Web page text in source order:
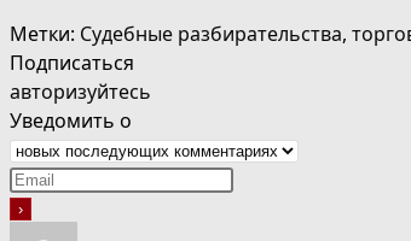
Метки: Судебные разбирательства,
Подписаться
авторизуйтесь
Уведомить о